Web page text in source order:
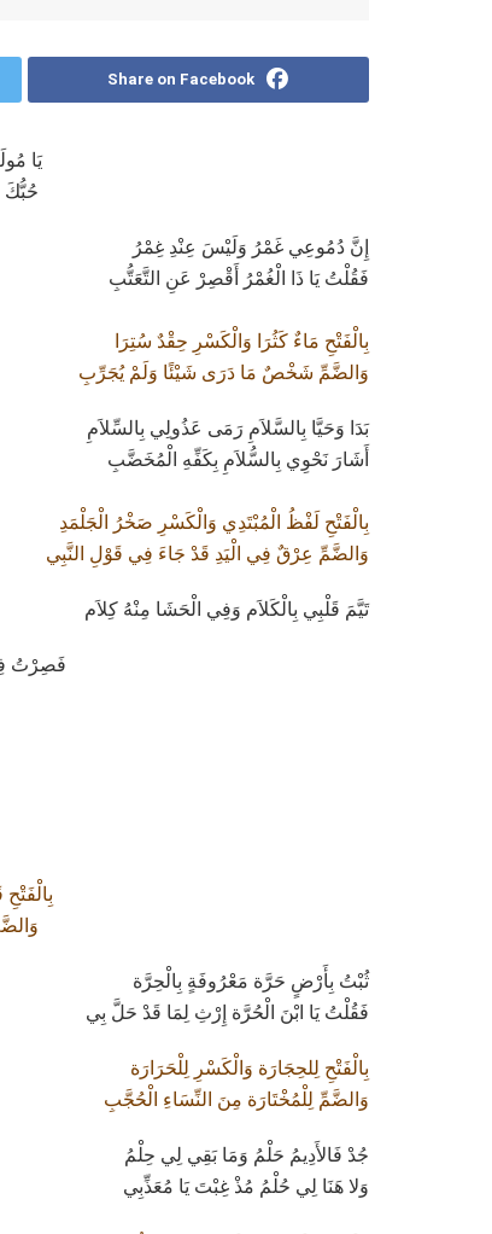
Share on Facebook
يَا
حُبُّكَ
إِنَّ دُمُوعِي غَمْرُ وَلَيْسَ عِنْدِ غِمْرُ
فَقُلْتُ يَا ذَا الْغُمْرُ أَقْصِرْ عَنِ التَّعَتُّبِ
بِالْفَتْحِ مَاءٌ كَثُرَا وَالْكَسْرِ حِقْدٌ سُتِرَا
وَالضَّمِّ شَخْصٌ مَا دَرَى شَيْئًا وَلَمْ يُجَرِّبِ
بَدَا وَحَيَّا بِالسَّلاَمِ رَمَى عَذُولِي بِالسِّلاَمِ
أَشَارَ نَحْوِي بِالسُّلاَمِ بِكَفِّهِ الْمُخَضَّبِ
بِالْفَتْحِ لَفْظُ الْمُبْتَدِي وَالْكَسْرِ صَخْرُ الْجَلْمَدِ
وَالضَّمِّ عِرْقٌ فِي الْيَدِ قَدْ جَاءَ فِي قَوْلِ النَّبِي
تَيَّمَ قَلْبِي بِالْكَلاَم وَفِي الْحَشَا مِنْهُ كِلاَم
فَصِرْتُ
ثُبْتُ بِأَرْضٍ حَرَّة مَعْرُوفَةٍ بِالْحِرَّة
فَقُلْتُ يَا ابْنَ الْحُرَّة إِرْثِ لِمَا قَدْ حَلَّ بِي
بِالْفَتْحِ لِلحِجَارَة وَالْكَسْرِ لِلْحَرَارَة
وَالضَّمِّ لِلْمُخْتَارَة مِنَ النِّسَاءِ الْحُجَّبِ
جُدْ فَالأَدِيمُ حَلْمُ وَمَا بَقِي لِي حِلْمُ
وَلا هَنَا لِي حُلْمُ مُذْ غِبْتَ يَا مُعَذِّبِي